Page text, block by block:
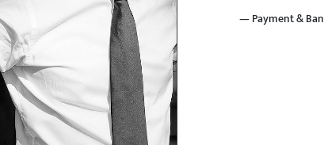
— Payment &